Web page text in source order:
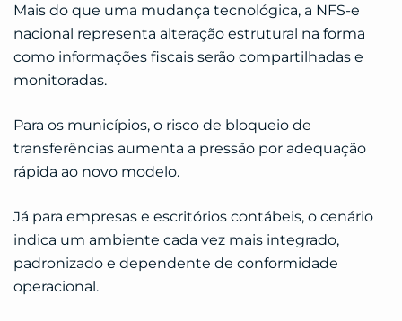
Mais do que uma mudança tecnológica, a NFS-e
nacional representa alteração estrutural na forma
como informações fiscais serão compartilhadas e
monitoradas.
Para os municípios, o risco de bloqueio de
transferências aumenta a pressão por adequação
rápida ao novo modelo.
Já para empresas e escritórios contábeis, o cenário
indica um ambiente cada vez mais integrado,
padronizado e dependente de conformidade
operacional.